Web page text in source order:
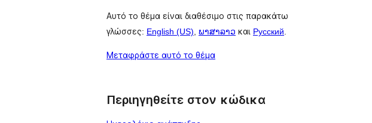
Αυτό το θέμα είναι διαθέσιμο στις παρακάτω
γλώσσες: English (US) ພາສາລາວ και Русский
Μεταφράστε αυτό το θέμα
Περιηγηθείτε στον κώδικα